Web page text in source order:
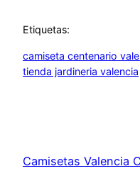
Etiquetas:
camiseta centenario
tienda jardineria valencia
Camisetas Valencia